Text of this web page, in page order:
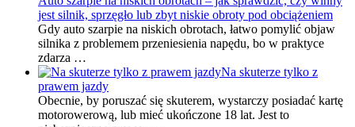
jest silnik, sprzęgło lub zbyt niskie obroty pod obciążeniem
Gdy auto szarpie na niskich obrotach, łatwo pomylić objaw
silnika z problemem przeniesienia napędu, bo w praktyce
zdarza …
Na skuterze tylko z
prawem jazdy
Obecnie, by poruszać się skuterem, wystarczy posiadać kartę
motorowerową, lub mieć ukończone 18 lat. Jest to